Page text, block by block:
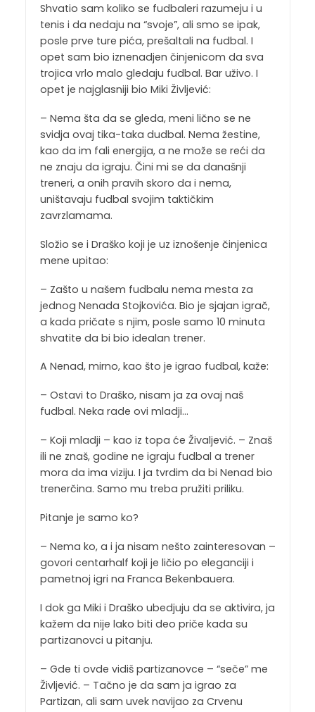
Shvatio sam koliko se fudbaleri razumeju i u
tenis i da nedaju na “svoje”, ali smo se ipak,
posle prve ture pića, prešaltali na fudbal. I
opet sam bio iznenadjen činjenicom da sva
trojica vrlo malo gledaju fudbal. Bar uživo. I
opet je najglasniji bio Miki Življević:
– Nema šta da se gleda, meni lično se ne
svidja ovaj tika-taka dudbal. Nema žestine,
kao da im fali energija, a ne može se reći da
ne znaju da igraju. Čini mi se da današnji
treneri, a onih pravih skoro da i nema,
uništavaju fudbal svojim taktičkim
zavrzlamama.
Složio se i Draško koji je uz iznošenje činjenica
mene upitao:
– Zašto u našem fudbalu nema mesta za
jednog Nenada Stojkovića. Bio je sjajan igrač,
a kada pričate s njim, posle samo 10 minuta
shvatite da bi bio idealan trener.
A Nenad, mirno, kao što je igrao fudbal, kaže:
– Ostavi to Draško, nisam ja za ovaj naš
fudbal. Neka rade ovi mladji…
– Koji mladji – kao iz topa će Živaljević. – Znaš
ili ne znaš, godine ne igraju fudbal a trener
mora da ima viziju. I ja tvrdim da bi Nenad bio
trenerčina. Samo mu treba pružiti priliku.
Pitanje je samo ko?
– Nema ko, a i ja nisam nešto zainteresovan –
govori centarhalf koji je ličio po eleganciji i
pametnoj igri na Franca Bekenbauera.
I dok ga Miki i Draško ubedjuju da se aktivira, ja
kažem da nije lako biti deo priče kada su
partizanovci u pitanju.
– Gde ti ovde vidiš partizanovce – “seče” me
Življević. – Tačno je da sam ja igrao za
Partizan, ali sam uvek navijao za Crvenu